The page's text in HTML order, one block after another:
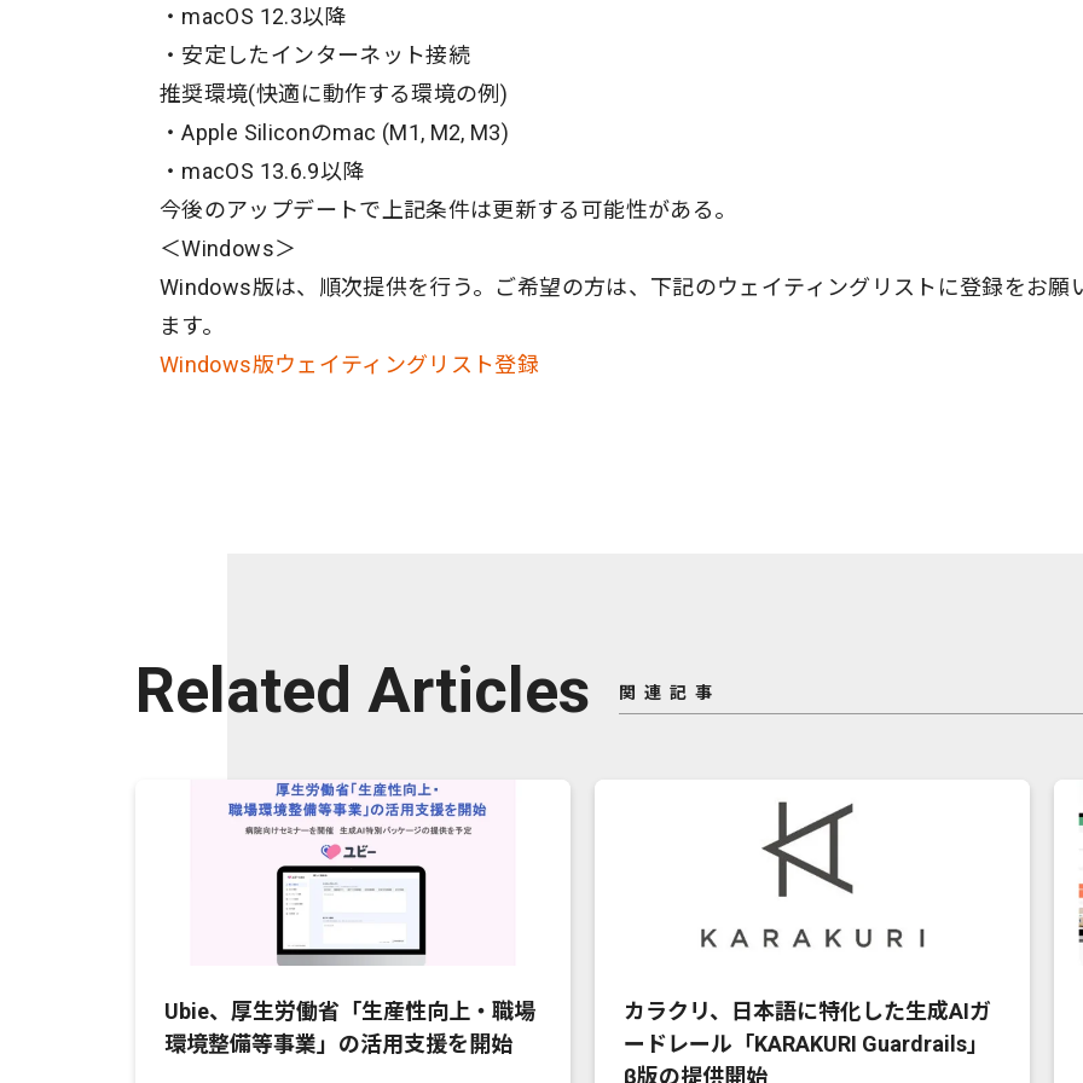
・macOS 12.3以降
・安定したインターネット接続
推奨環境(快適に動作する環境の例)
・Apple Siliconのmac (M1, M2, M3)
・macOS 13.6.9以降
今後のアップデートで上記条件は更新する可能性がある。
＜Windows＞
Windows版は、順次提供を行う。ご希望の方は、下記のウェイティングリストに登録をお願
ます。
Windows版ウェイティングリスト登録
Related Articles 関連記事
Ubie、厚生労働省「生産性向上・職場
環境整備等事業」の活用支援を開始
カラクリ、日本語に特化した生成AIガ
ードレール「KARAKURI Guardrails」
β版の提供開始